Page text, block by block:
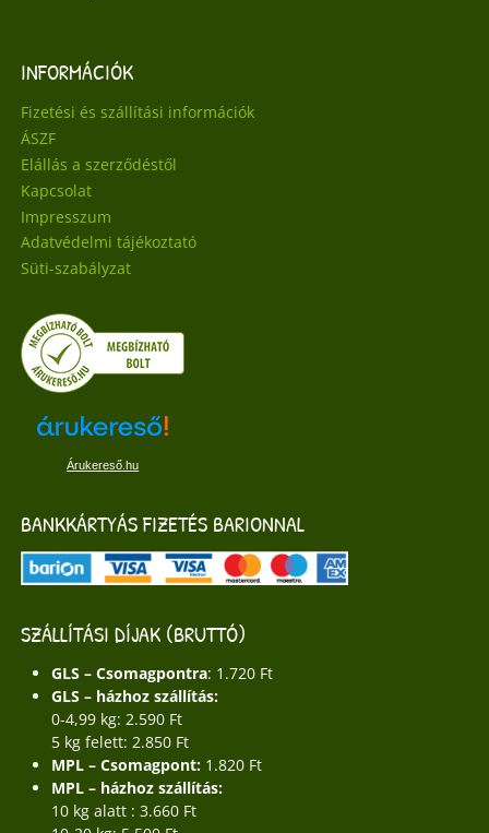
INFORMÁCIÓK
Fizetési és szállítási információk
ÁSZF
Elállás a szerződéstől
Kapcsolat
Impresszum
Adatvédelmi tájékoztató
Süti-szabályzat
Árukereső.hu
BANKKÁRTYÁS FIZETÉS BARIONNAL
SZÁLLÍTÁSI DÍJAK (BRUTTÓ)
GLS – Csomagpontra: 1.720 Ft
GLS – házhoz szállítás:
0-4,99 kg: 2.590 Ft
5 kg felett: 2.850 Ft
MPL – Csomagpont: 1.820 Ft
MPL – házhoz szállítás:
10 kg alatt : 3.660 Ft